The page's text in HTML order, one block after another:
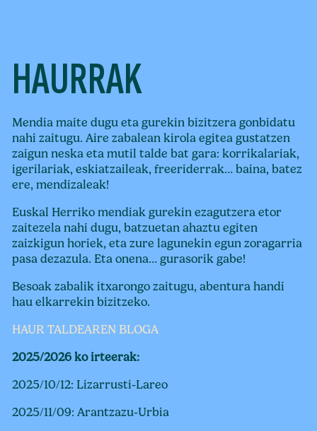
HAURRAK
Mendia maite dugu eta gurekin bizitzera gonbidatu
nahi zaitugu. Aire zabalean kirola egitea gustatzen
zaigun neska eta mutil talde bat gara: korrikalariak,
igerilariak, eskiatzaileak, freeriderrak… baina, batez
ere, mendizaleak!
Euskal Herriko mendiak gurekin ezagutzera etor
zaitezela nahi dugu, batzuetan ahaztu egiten
zaizkigun horiek, eta zure lagunekin egun zoragarria
pasa dezazula. Eta onena… gurasorik gabe!
Besoak zabalik itxarongo zaitugu, abentura handi
hau elkarrekin bizitzeko.
HAUR TALDEAREN BLOGA
2025/2026 ko irteerak:
2025/10/12: Lizarrusti-Lareo
2025/11/09: Arantzazu-Urbia